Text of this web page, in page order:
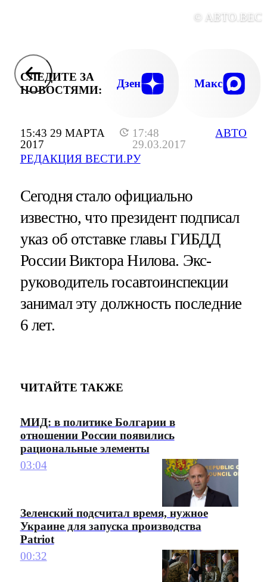
15:43 29 МАРТА
2017
17:48
29.03.2017
РЕДАКЦИЯ ВЕСТИ.РУ
АВТО
©
СЛЕДИТЕ ЗА
НОВОСТЯМИ:
Дзен Макс
Сегодня стало официально
известно, что президент подписал
указ об отставке главы ГИБДД
России Виктора Нилова. Экс-
руководитель госавтоинспекции
занимал эту должность последние
6 лет.
ЧИТАЙТЕ ТАКЖЕ
МИД: в политике Болгарии в
отношении России появились
рациональные элементы
03:04
Зеленский подсчитал время, нужное
Украине для запуска производства
Patriot
00:32